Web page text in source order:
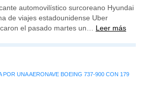
automovilístico surcoreano Hyundai
de viajes estadounidense Uber
el pasado martes un… Leer más
POR UNA AERONAVE BOEING 737-900 CON 179